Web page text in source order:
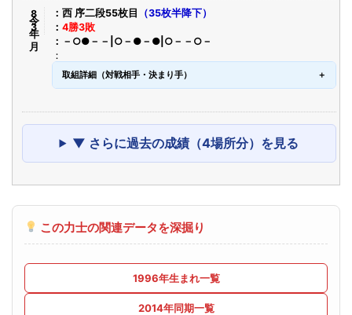
令8年3月 西 序二段55枚目
（35枚半降下）
4勝3敗
－○●－－|○－●－●|○－－○－
取組詳細（対戦相手・決まり手）
▼ さらに過去の成績（4場所分）を見る
この力士の関連データを深掘り
1996年生まれ一覧
2014年同期一覧